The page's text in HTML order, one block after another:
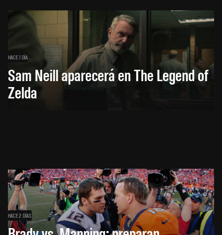
HACE 1 DÍA
Sam Neill aparecerá en The Legend of
Zelda
HACE 2 DÍAS